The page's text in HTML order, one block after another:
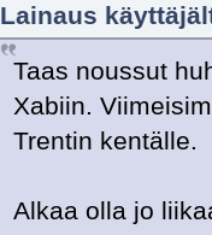
Lainaus
Taas noussut
Xabiin.
Trentin kentälle.
Alkaa olla jo